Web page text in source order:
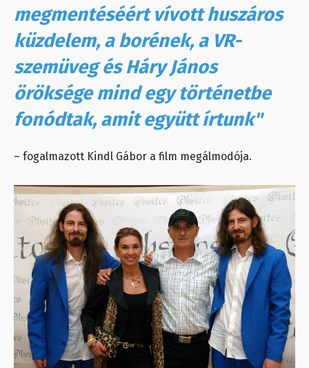
megmentéséért vívott huszáros
küzdelem, a borének, a VR-
szemüveg és Háry János
öröksége mind egy történetbe
fonódtak, amit együtt írtunk"
– fogalmazott Kindl Gábor a film megálmodója.